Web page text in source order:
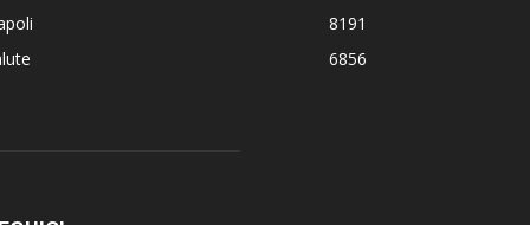
8191
6856